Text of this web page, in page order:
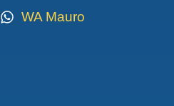
WA Mauro